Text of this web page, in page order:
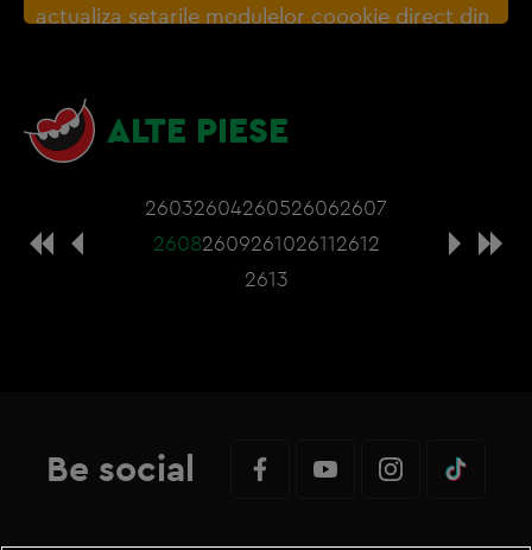
actualiza setarile modulelor coookie direct din
ALTE PIESE
26032604260526062607
26082609261026112612
2613
Be social